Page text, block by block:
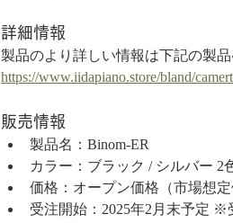
詳細情報
製品のより詳しい情報は下記の製品
https://www.iidapiano.store/bland/
販売情報
製品名：Binom-ER
カラー：ブラック / シルバー 2
価格：オープン価格（市場想定
受注開始：2025年2月末予定 ※